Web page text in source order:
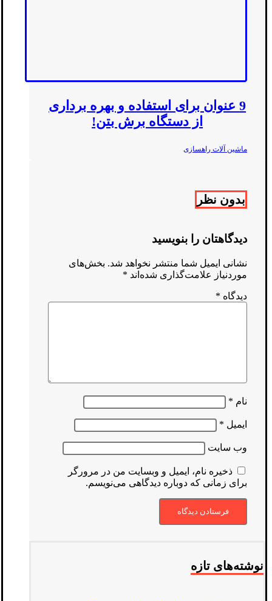
9 عنوان برای استفاده و بهره برداری
از دستگاه برش بتن!
ماشین آلات راهسازی
بدون نظر
دیدگاهتان را بنویسید
نشانی ایمیل شما منتشر نخواهد شد. بخش‌های
موردنیاز علامت‌گذاری شده‌اند *
دیدگاه *
نام *
ایمیل *
وب‌ سایت
ذخیره نام، ایمیل و وبسایت من در مرورگر
برای زمانی که دوباره دیدگاهی می‌نویسم.
نوشته‌های تازه